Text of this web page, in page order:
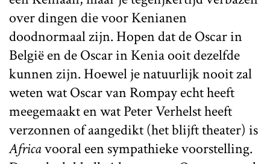
over dingen die voor Kenianen
doodnormaal zijn. Hopen dat de Oscar in
België en de Oscar in Kenia ooit dezelfde
kunnen zijn. Hoewel je natuurlijk nooit zal
weten wat Oscar van Rompay echt heeft
meegemaakt en wat Peter Verhelst heeft
verzonnen of aangedikt (het blijft theater) is
Africavooral een sympathieke voorstelling.